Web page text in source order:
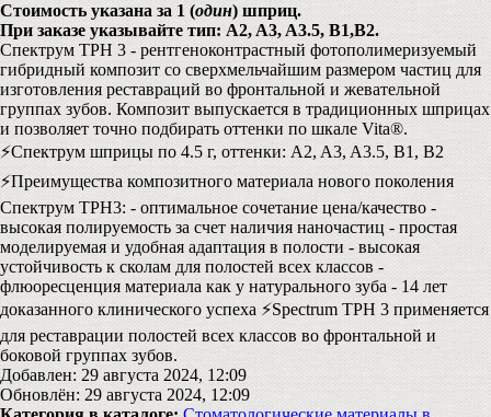
Стоимость указана за 1 (один) шприц.
При заказе указывайте тип: A2, A3, A3.5, B1,B2.
Спектрум ТPH 3 - рентгеноконтрастный фотополимеризуемый
гибридный композит со сверхмельчайшим размером частиц для
изготовления реставраций во фронтальной и жевательной
группах зубов. Композит выпускается в традиционных шприцах
и позволяет точно подбирать оттенки по шкале Vita®.
⚡️Спектрум шприцы по 4.5 г, оттенки: A2, A3, A3.5, B1, B2
⚡️Преимущества композитного материала нового поколения
Спектрум TPH3: - оптимальное сочетание цена/качество -
высокая полируемость за счет наличия наночастиц - простая
моделируемая и удобная адаптация в полости - высокая
устойчивость к сколам для полостей всех классов -
флюоресценция материала как у натурального зуба - 14 лет
доказанного клинического успеха ⚡️Spectrum ТРН 3 применяется
для реставрации полостей всех классов во фронтальной и
боковой группах зубов.
Добавлен: 29 августа 2024, 12:09
Обновлён: 29 августа 2024, 12:09